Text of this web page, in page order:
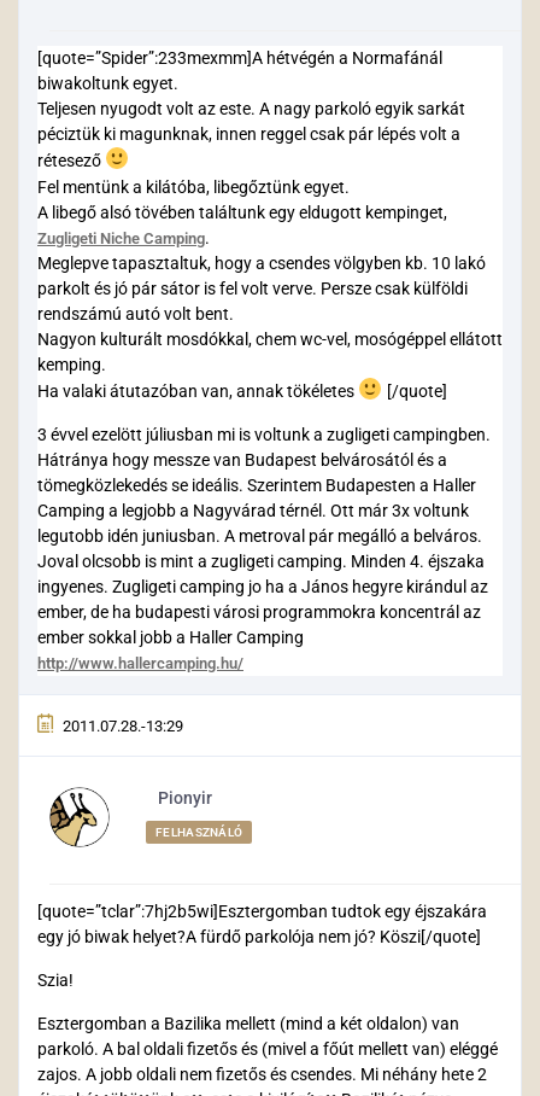
[quote=”Spider”:233mexmm]A hétvégén a Normafánál
biwakoltunk egyet.
Teljesen nyugodt volt az este. A nagy parkoló egyik sarkát
péciztük ki magunknak, innen reggel csak pár lépés volt a
rétesező
Fel mentünk a kilátóba, libegőztünk egyet.
A libegő alsó tövében találtunk egy eldugott kempinget,
Zugligeti Niche Camping.
Meglepve tapasztaltuk, hogy a csendes völgyben kb. 10 lakó
parkolt és jó pár sátor is fel volt verve. Persze csak külföldi
rendszámú autó volt bent.
Nagyon kulturált mosdókkal, chem wc-vel, mosógéppel ellátott
kemping.
Ha valaki átutazóban van, annak tökéletes
[/quote]
3 évvel ezelött júliusban mi is voltunk a zugligeti campingben.
Hátránya hogy messze van Budapest belvárosától és a
tömegközlekedés se ideális. Szerintem Budapesten a Haller
Camping a legjobb a Nagyvárad térnél. Ott már 3x voltunk
legutobb idén juniusban. A metroval pár megálló a belváros.
Joval olcsobb is mint a zugligeti camping. Minden 4. éjszaka
ingyenes. Zugligeti camping jo ha a János hegyre kirándul az
ember, de ha budapesti városi programmokra koncentrál az
ember sokkal jobb a Haller Camping
http://www.hallercamping.hu/
2011.07.28.-13:29
Pionyir
FELHASZNÁLÓ
[quote=”tclar”:7hj2b5wi]Esztergomban tudtok egy éjszakára
egy jó biwak helyet?A fürdő parkolója nem jó? Köszi[/quote]
Szia!
Esztergomban a Bazilika mellett (mind a két oldalon) van
parkoló. A bal oldali fizetős és (mivel a főút mellett van) eléggé
zajos. A jobb oldali nem fizetős és csendes. Mi néhány hete 2